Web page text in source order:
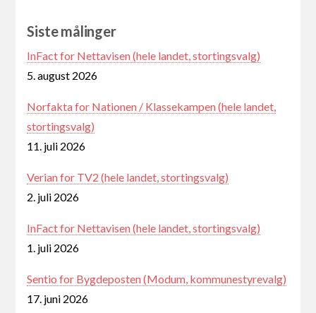
Siste målinger
InFact for Nettavisen (hele landet, stortingsvalg)
5. august 2026
Norfakta for Nationen / Klassekampen (hele landet,
stortingsvalg)
11. juli 2026
Verian for TV2 (hele landet, stortingsvalg)
2. juli 2026
InFact for Nettavisen (hele landet, stortingsvalg)
1. juli 2026
Sentio for Bygdeposten (Modum, kommunestyrevalg)
17. juni 2026